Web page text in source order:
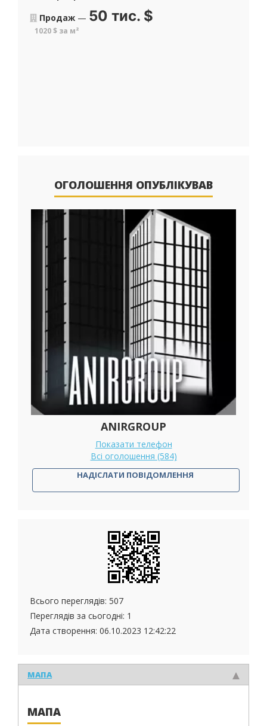
Продаж — 50 тис. $
1020 $ за м²
ОГОЛОШЕННЯ ОПУБЛІКУВАВ
ANIRGROUP
Показати телефон
Всі оголошення (584)
НАДІСЛАТИ ПОВІДОМЛЕННЯ
Всього переглядів: 507
Переглядів за сьогодні: 1
Дата створення: 06.10.2023 12:42:22
МАПА
МАПА